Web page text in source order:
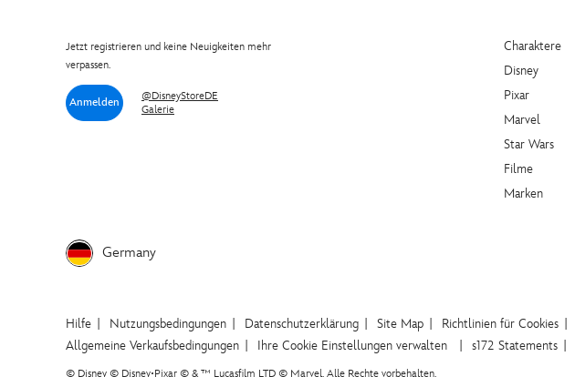
Jetzt registrieren und keine Neuigkeiten mehr
verpassen.
Anmelden
@DisneyStoreDE
Galerie
Germany
Charaktere
Disney
Pixar
Marvel
Star Wars
Filme
Marken
Hilfe Nutzungsbedingungen Datenschutzerklärung Site Map Richtlinien für Cookies
Allgemeine Verkaufsbedingungen
Ihre Cookie Einstellungen verwalten s172 Statements
© Disney © Disney•Pixar © & ™ Lucasfilm LTD © Marvel. Alle Rechte vorbehalten.